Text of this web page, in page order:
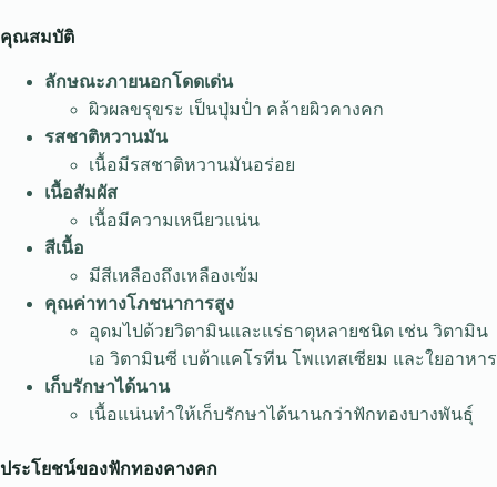
คุณสมบัติ
ลักษณะภายนอกโดดเด่น
ผิวผลขรุขระ เป็นปุ่มป่ำ คล้ายผิวคางคก
รสชาติหวานมัน
เนื้อมีรสชาติหวานมันอร่อย
เนื้อสัมผัส
เนื้อมีความเหนียวแน่น
สีเนื้อ
มีสีเหลืองถึงเหลืองเข้ม
คุณค่าทางโภชนาการสูง
อุดมไปด้วยวิตามินและแร่ธาตุหลายชนิด เช่น วิตามิน
เอ วิตามินซี เบต้าแคโรทีน โพแทสเซียม และใยอาหาร
เก็บรักษาได้นาน
เนื้อแน่นทำให้เก็บรักษาได้นานกว่าฟักทองบางพันธุ์
ประโยชน์ของฟักทองคางคก